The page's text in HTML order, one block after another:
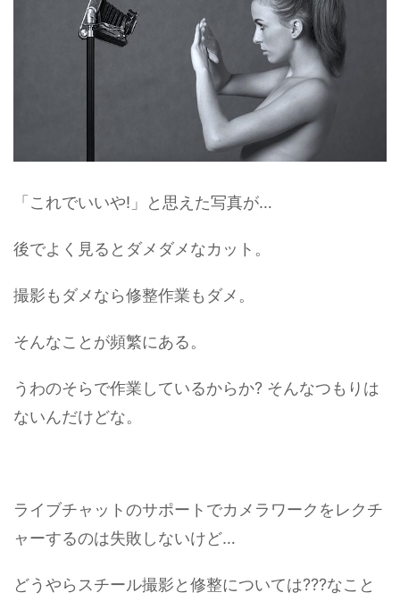
「これでいいや!」と思えた写真が…
後でよく見るとダメダメなカット。
撮影もダメなら修整作業もダメ。
そんなことが頻繁にある。
うわのそらで作業しているからか? そんなつもりは
ないんだけどな。
ライブチャットのサポートでカメラワークをレクチ
ャーするのは失敗しないけど…
どうやらスチール撮影と修整については???なこと